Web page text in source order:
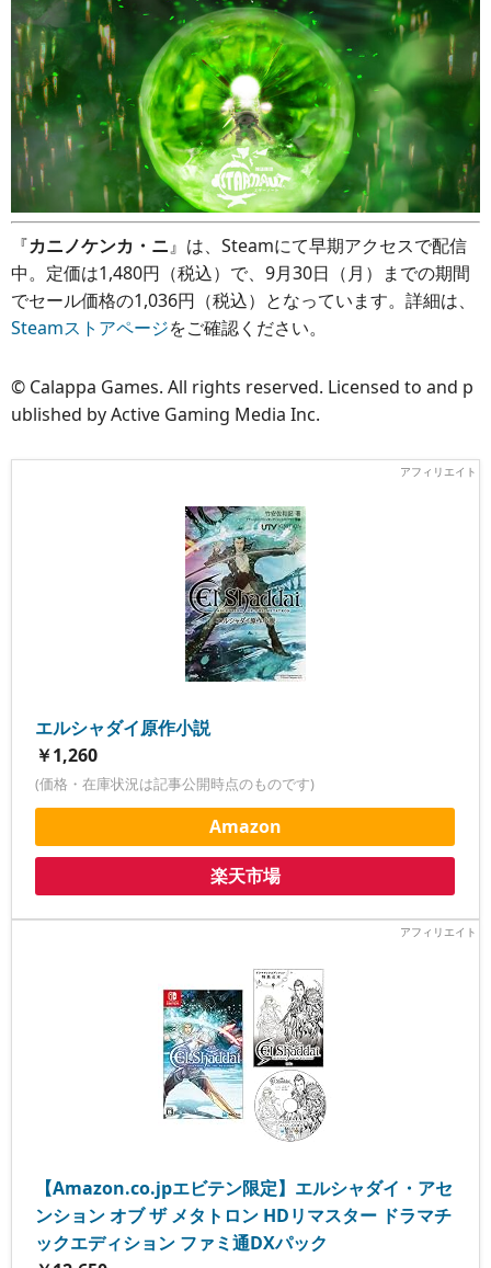
『カニノケンカ・ニ』は、Steamにて早期アクセスで配信
中。定価は1,480円（税込）で、9月30日（月）までの期間
でセール価格の1,036円（税込）となっています。詳細は、
Steamストアページをご確認ください。
© Calappa Games. All rights reserved. Licensed to and p
ublished by Active Gaming Media Inc.
エルシャダイ原作小説
￥1,260
(価格・在庫状況は記事公開時点のものです)
Amazon
楽天市場
【Amazon.co.jpエビテン限定】エルシャダイ・アセ
ンション オブ ザ メタトロン HDリマスター ドラマチ
ックエディション ファミ通DXパック